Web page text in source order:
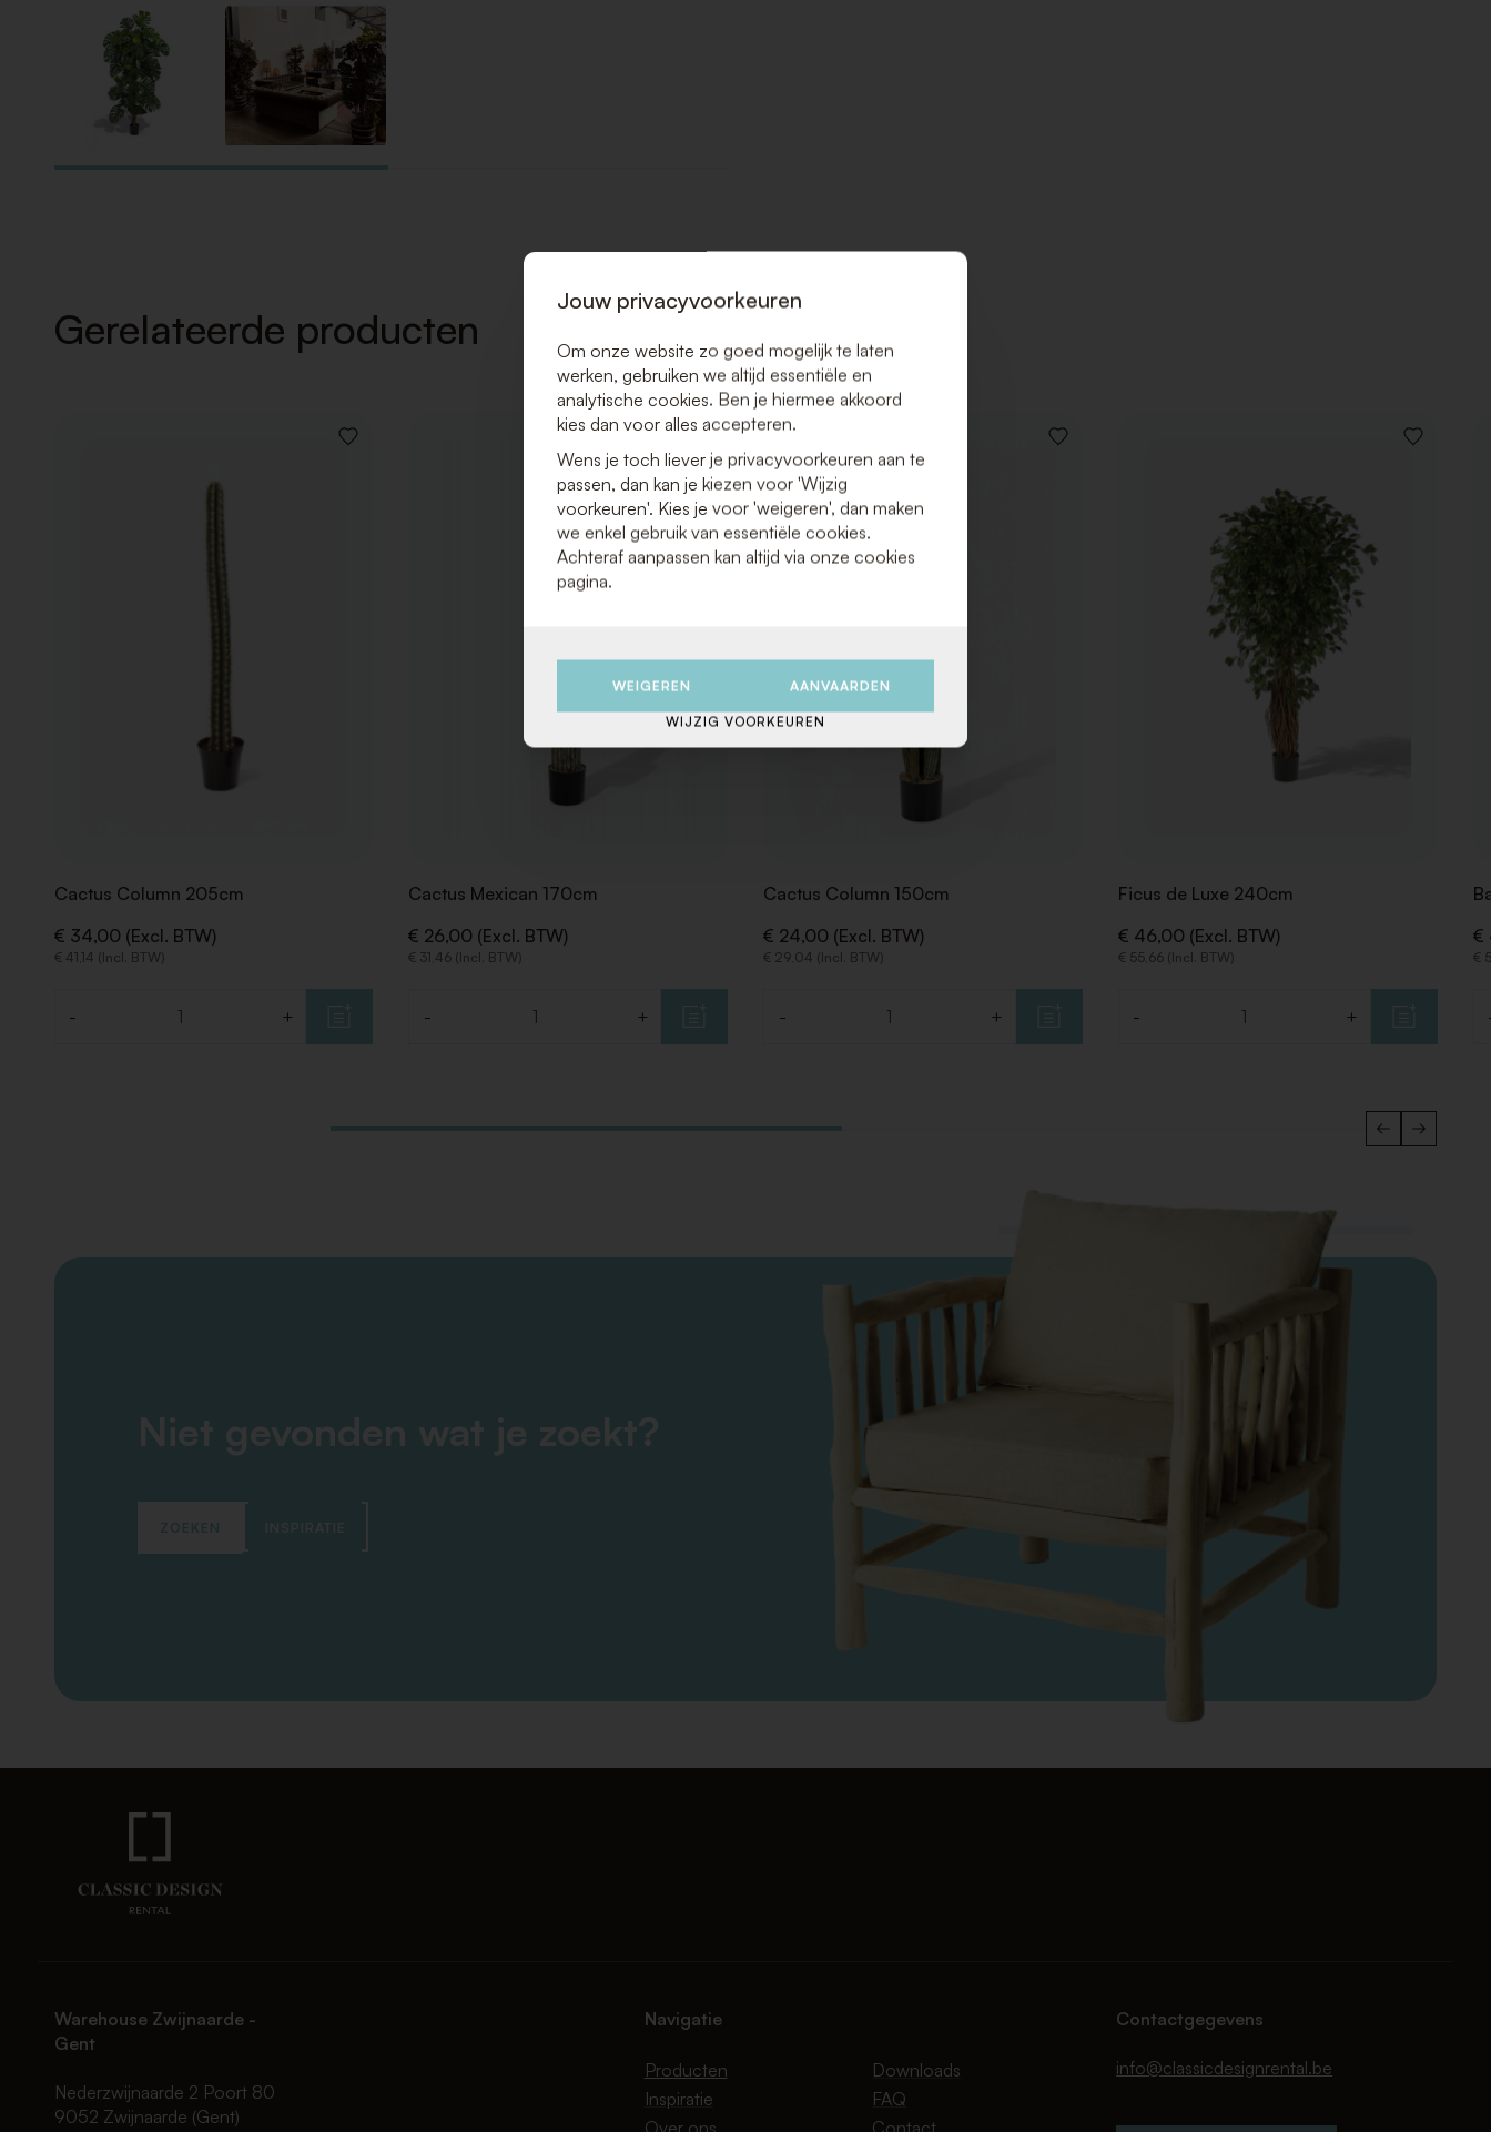
Gerelateerde producten
VOEG
Cactus Column 205cm
€ 34,00 (Excl. BTW)
€ 41,14 (Incl. BTW)
- +
TOE
AAN
VERLANGLIJST
Cactus Mexican 170cm
€ 26,00 (Excl. BTW)
€ 31,46 (Incl. BTW)
- +
VOEG
Cactus Column 150cm
€ 24,00 (Excl. BTW)
€ 29,04 (Incl. BTW)
- +
VOEG
Ficus de Luxe 240cm
€ 46,00 (Excl. BTW)
€ 55,66 (Incl. BTW)
- +
€
€
Niet gevonden wat je zoekt?
ZOEKEN INSPIRATIE
Warehouse Zwijnaarde -
Gent
Nederzwijnaarde 2 Poort 80
9052 Zwijnaarde (Gent)
Navigatie
Producten
Inspiratie
Downloads
FAQ
Contactgegevens
info@classicdesignrental.be
Jouw privacyvoorkeuren
Om onze website zo goed mogelijk te laten
werken, gebruiken we altijd essentiële en
analytische cookies. Ben je hiermee akkoord
kies dan voor alles accepteren.
Wens je toch liever je privacyvoorkeuren aan te
passen, dan kan je kiezen voor 'Wijzig
voorkeuren'. Kies je voor 'weigeren', dan maken
we enkel gebruik van essentiële cookies.
Achteraf aanpassen kan altijd via onze cookies
pagina.
WEIGEREN AANVAARDEN
WIJZIG VOORKEUREN